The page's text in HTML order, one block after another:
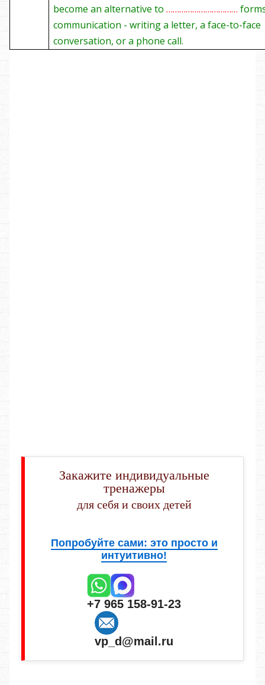
become an alternative to……………………………
communication - writing a letter, a face-to-face
conversation, or a phone call.
Закажите индивидуальные
тренажеры
для себя и своих детей
Попробуйте сами: это просто и
интуитивно!
+7 965 158-91-23
vp_d@mail.ru